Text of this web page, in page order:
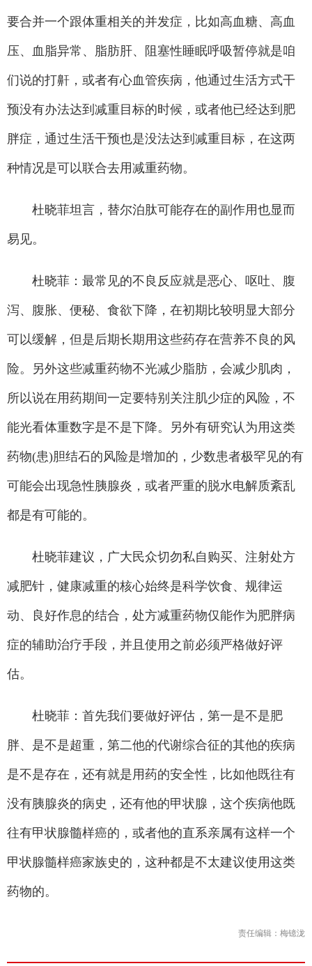
要合并一个跟体重相关的并发症，比如高血糖、高血
压、血脂异常、脂肪肝、阻塞性睡眠呼吸暂停就是咱
们说的打鼾，或者有心血管疾病，他通过生活方式干
预没有办法达到减重目标的时候，或者他已经达到肥
胖症，通过生活干预也是没法达到减重目标，在这两
种情况是可以联合去用减重药物。
杜晓菲坦言，替尔泊肽可能存在的副作用也显而
易见。
杜晓菲：最常见的不良反应就是恶心、呕吐、腹
泻、腹胀、便秘、食欲下降，在初期比较明显大部分
可以缓解，但是后期长期用这些药存在营养不良的风
险。另外这些减重药物不光减少脂肪，会减少肌肉，
所以说在用药期间一定要特别关注肌少症的风险，不
能光看体重数字是不是下降。另外有研究认为用这类
药物(患)胆结石的风险是增加的，少数患者极罕见的有
可能会出现急性胰腺炎，或者严重的脱水电解质紊乱
都是有可能的。
杜晓菲建议，广大民众切勿私自购买、注射处方
减肥针，健康减重的核心始终是科学饮食、规律运
动、良好作息的结合，处方减重药物仅能作为肥胖病
症的辅助治疗手段，并且使用之前必须严格做好评
估。
杜晓菲：首先我们要做好评估，第一是不是肥
胖、是不是超重，第二他的代谢综合征的其他的疾病
是不是存在，还有就是用药的安全性，比如他既往有
没有胰腺炎的病史，还有他的甲状腺，这个疾病他既
往有甲状腺髓样癌的，或者他的直系亲属有这样一个
甲状腺髓样癌家族史的，这种都是不太建议使用这类
药物的。
责任编辑：梅镱泷